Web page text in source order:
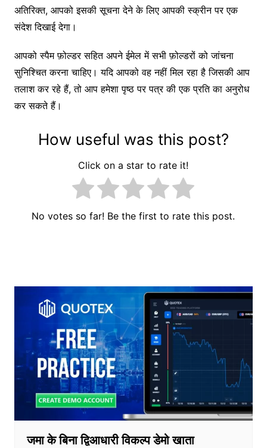
अतिरिक्त, आपको इसकी सूचना देने के लिए आपकी स्क्रीन पर एक
संदेश दिखाई देगा।
आपको स्पैम फ़ोल्डर सहित अपने ईमेल में सभी फ़ोल्डरों को जांचना
सुनिश्चित करना चाहिए। यदि आपको वह नहीं मिल रहा है जिसकी आप
तलाश कर रहे हैं, तो आप हमेशा पृष्ठ पर पत्र की एक प्रति का अनुरोध
कर सकते हैं।
How useful was this post?
Click on a star to rate it!
No votes so far! Be the first to rate this post.
जमा के बिना द्विआधारी विकल्प डेमो खाता